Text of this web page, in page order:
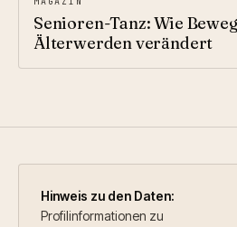
Senioren-Tanz: Wie
Älterwerden verändert
Hinweis zu den Daten:
Profil­informationen zu